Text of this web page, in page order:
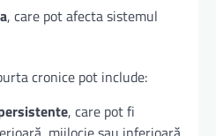
, care pot afecta sistemul
cronice pot include:
, care pot fi